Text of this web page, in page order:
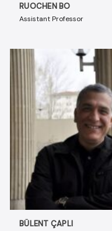
RUOCHEN BO
Assistant Professor
BÜLENT ÇAPLI